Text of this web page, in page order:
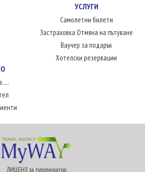
УСЛУГИ
Самолетни билети
Застраховка Отмяна на пътуване
Ваучер за подарък
Хотелски резервации
ЛИЦЕНЗ за туроператор